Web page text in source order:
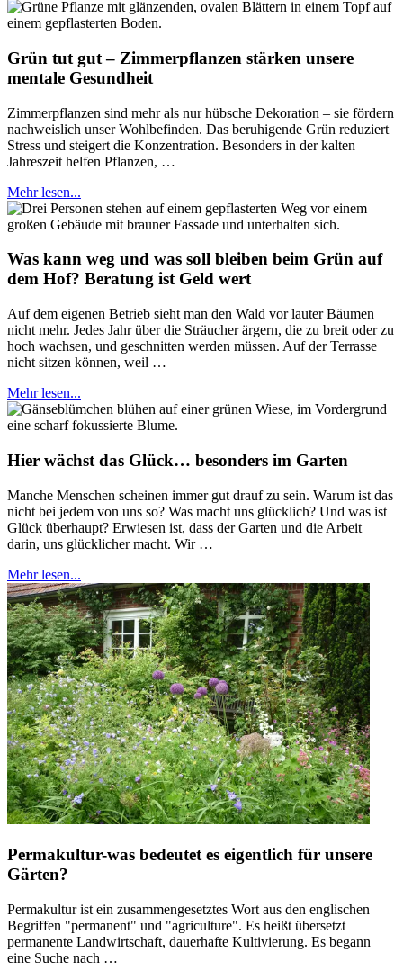
Grün tut gut – Zimmerpflanzen stärken unsere
mentale Gesundheit
Zimmerpflanzen sind mehr als nur hübsche Dekoration – sie fördern
nachweislich unser Wohlbefinden. Das beruhigende Grün reduziert
Stress und steigert die Konzentration. Besonders in der kalten
Jahreszeit helfen Pflanzen, …
Mehr lesen...
Was kann weg und was soll bleiben beim Grün auf
dem Hof? Beratung ist Geld wert
Auf dem eigenen Betrieb sieht man den Wald vor lauter Bäumen
nicht mehr. Jedes Jahr über die Sträucher ärgern, die zu breit oder zu
hoch wachsen, und geschnitten werden müssen. Auf der Terrasse
nicht sitzen können, weil …
Mehr lesen...
Hier wächst das Glück… besonders im Garten
Manche Menschen scheinen immer gut drauf zu sein. Warum ist das
nicht bei jedem von uns so? Was macht uns glücklich? Und was ist
Glück überhaupt? Erwiesen ist, dass der Garten und die Arbeit
darin, uns glücklicher macht. Wir …
Mehr lesen...
Permakultur-was bedeutet es eigentlich für unsere
Gärten?
Permakultur ist ein zusammengesetztes Wort aus den englischen
Begriffen "permanent" und "agriculture". Es heißt übersetzt
permanente Landwirtschaft, dauerhafte Kultivierung. Es begann
eine Suche nach …